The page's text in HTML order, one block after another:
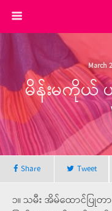
March
မိန်းမကိုယ် ယ
Share Tweet
၁။ သမီး အိမ်ထောင်ပြုတ